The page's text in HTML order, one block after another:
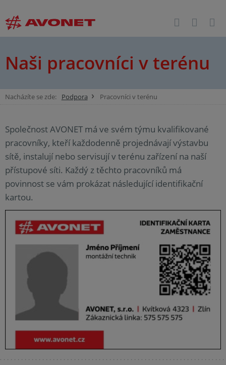
Naši pracovníci v terénu
Nacházíte se zde: Podpora Pracovníci v terénu
Společnost AVONET má ve svém týmu kvalifikované
pracovníky, kteří každodenně projednávají výstavbu
sítě, instalují nebo servisují v terénu zařízení na naší
přístupové síti. Každý z těchto pracovníků má
povinnost se vám prokázat následující identifikační
kartou.